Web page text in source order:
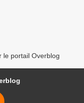
le portail Overblog